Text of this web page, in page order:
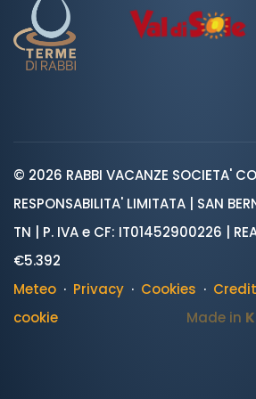
© 2026 RABBI VACANZE SOCIETA'
RESPONSABILITA' LIMITATA | SAN
TN | P. IVA e CF: IT01452900226 |
€5.392
Meteo · Privacy · Cookies ·
cookie
Made in